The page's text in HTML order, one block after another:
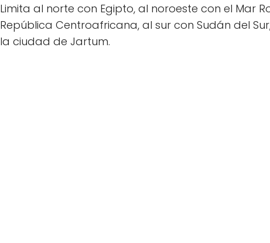
Limita al norte con Egipto, al noroeste con el Mar
República Centroafricana, al sur con Sudán del
la ciudad de Jartum.